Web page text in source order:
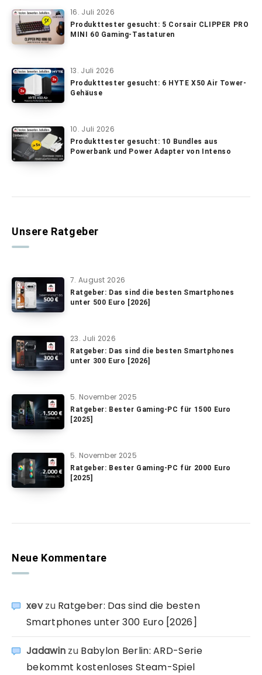
16. Juli 2026
Produkttester gesucht: 5 Corsair CLIPPER PRO
MINI 60 Gaming-Tastaturen
13. Juli 2026
Produkttester gesucht: 6 HYTE X50 Air Tower-
Gehäuse
10. Juli 2026
Produkttester gesucht: 10 Bundles aus
Powerbank und Power Adapter von Intenso
Unsere Ratgeber
7. August 2026
Ratgeber: Das sind die besten Smartphones
unter 500 Euro [2026]
23. Juli 2026
Ratgeber: Das sind die besten Smartphones
unter 300 Euro [2026]
5. November 2025
Ratgeber: Bester Gaming-PC für 1500 Euro
[2025]
5. November 2025
Ratgeber: Bester Gaming-PC für 2000 Euro
[2025]
Neue Kommentare
xevzu Ratgeber: Das sind die besten
Smartphones unter 300 Euro [2026]
Jadawin zu Babylon Berlin: ARD-Serie
bekommt kostenloses Steam-Spiel